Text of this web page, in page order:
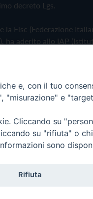
decreto Lgs.
la Fisc (Federazione
ha aderito allo IAP
Policy
e, con il tuo
"misurazione" e
Cliccando su
su "rifiuta" o
sono
Rifiuta